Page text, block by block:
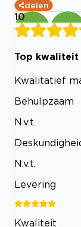
delen
10
Top kwaliteit
Kwalitatief
Behulpzaam
N.v.t.
N.v.t.
Levering
Kwaliteit